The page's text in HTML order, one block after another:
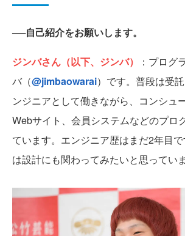
──自己紹介をお願いします。
ジンバさん（以下、ジンバ）
：プログ
バ（@jimbaowarai）です。普段は受
ンジニアとして働きながら、コンシュ
Webサイト、会員システムなどのプロ
ています。エンジニア歴はまだ2年目
は設計にも関わってみたいと思っていま